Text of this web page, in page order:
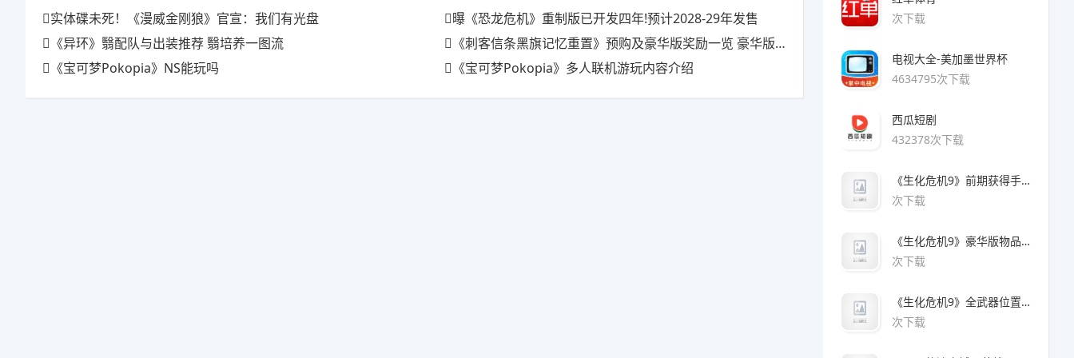
实体碟未死！《漫威金刚狼》官宣：我们有光盘
曝《恐龙危机》重制版已开发四年!预计2028-29年发售
《异环》翳配队与出装推荐 翳培养一图流
《刺客信条黑旗记忆重置》预购及豪华版奖励一览 豪华版有什么
《宝可梦Pokopia》NS能玩吗
《宝可梦Pokopia》多人联机游玩内容介绍
次下载
电视大全-美加墨世界杯
4634795次下载
西瓜短剧
432378次下载
《生化危机9》前期获得手枪方法
次下载
《生化危机9》豪华版物品领取方法
次下载
《生化危机9》全武器位置及解锁方法
次下载